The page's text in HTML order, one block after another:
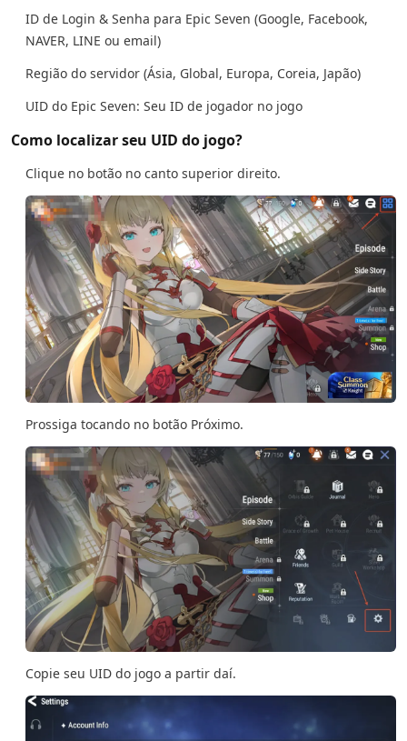
ID de Login & Senha para Epic Seven (Google, Facebook,
NAVER, LINE ou email)
Região do servidor (Ásia, Global, Europa, Coreia, Japão)
UID do Epic Seven: Seu ID de jogador no jogo
Como localizar seu UID do jogo?
Clique no botão no canto superior direito.
Prossiga tocando no botão Próximo.
Copie seu UID do jogo a partir daí.